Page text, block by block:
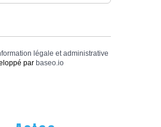
légale et administrative
par baseo.io